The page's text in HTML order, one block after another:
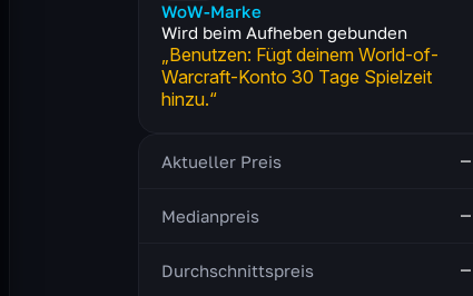
WoW-Marke
Wird beim Aufheben gebunden
„Benutzen: Fügt deinem World-of-
Warcraft-Konto 30 Tage Spielzeit
hinzu.“
Aktueller Preis —
Medianpreis —
Durchschnittspreis —